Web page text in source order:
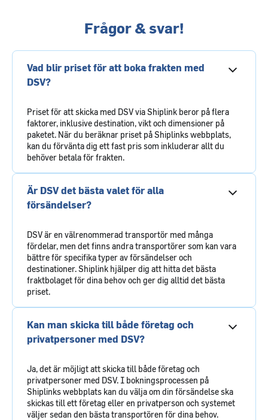
Frågor & svar!
Vad blir priset för att boka frakten med
DSV?
Priset för att skicka med DSV via Shiplink beror på flera
faktorer, inklusive destination, vikt och dimensioner på
paketet. När du beräknar priset på Shiplinks webbplats,
kan du förvänta dig ett fast pris som inkluderar allt du
behöver betala för frakten.
Är DSV det bästa valet för alla
försändelser?
DSV är en välrenommerad transportör med många
fördelar, men det finns andra transportörer som kan vara
bättre för specifika typer av försändelser och
destinationer. Shiplink hjälper dig att hitta det bästa
fraktbolaget för dina behov och ger dig alltid det bästa
priset.
Kan man skicka till både företag och
privatpersoner med DSV?
Ja, det är möjligt att skicka till både företag och
privatpersoner med DSV. I bokningsprocessen på
Shiplinks webbplats kan du välja om din försändelse ska
skickas till ett företag eller en privatperson och systemet
väljer sedan den bästa transportören för dina behov.